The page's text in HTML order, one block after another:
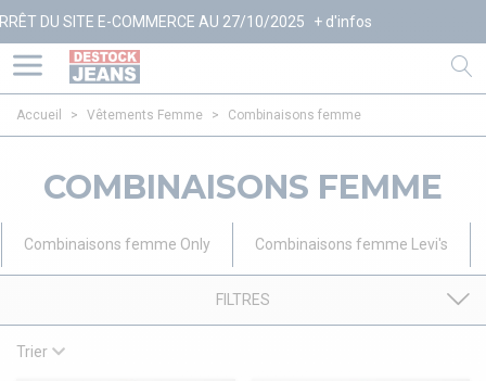
E-COMMERCE AU 27/10/2025 + d'infos
Accueil > Vêtements Femme > Combinaisons femme
COMBINAISONS FEMME
Combinaisons femme Only Combinaisons femme Levi's
FILTRES
Trier